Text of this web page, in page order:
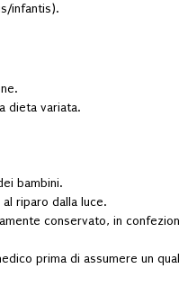
infantis).
dieta variata.
bambini.
riparo dalla luce.
conservato, in
prima di assumere un